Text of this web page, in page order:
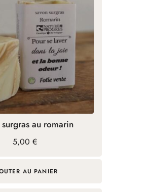
au romarin
5,00€
AU PANIER